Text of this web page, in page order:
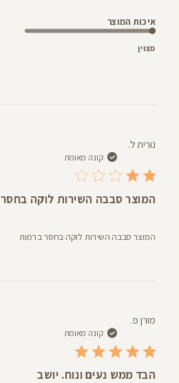
איכות המוצר
מצוין
נורית ל.
קונה מאומת
המוצר סבבה השירות לוקה בחסר
המוצר סבבה השירות לוקה בחסר ברמות
מורן פ.
קונה מאומת
הבד ממש נעים ונוח. יושב